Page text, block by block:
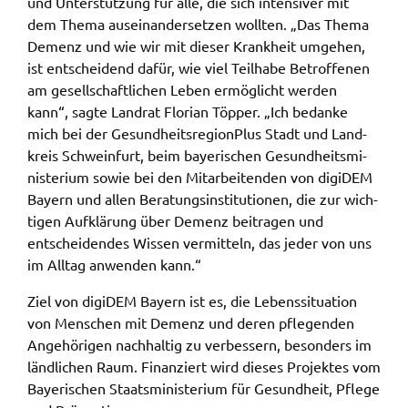
dem Thema ausein­an­der­set­zen woll­ten. „Das Thema
Demenz und wie wir mit dieser Krank­heit umge­hen,
ist entschei­dend dafür, wie viel Teil­ha­be Betrof­fe­nen
am gesell­schaft­li­chen Leben ermög­licht werden
kann“, sagte Land­rat Flori­an Töpper. „Ich bedan­ke
mich bei der Gesund­heits­re­gion­Plus Stadt und Land­
kreis Schwein­furt, beim baye­ri­schen Gesund­heits­mi­
nis­te­ri­um sowie bei den Mitar­bei­ten­den von digi­DEM
Bayern und allen Bera­tungs­in­sti­tu­tio­nen, die zur wich­
ti­gen Aufklä­rung über Demenz beitra­gen und
entschei­den­des Wissen vermit­teln, das jeder von uns
im Alltag anwen­den kann.“
Ziel von digi­DEM Bayern ist es, die Lebens­si­tua­ti­on
von Menschen mit Demenz und deren pfle­gen­den
Ange­hö­ri­gen nach­hal­tig zu verbes­sern, beson­ders im
länd­li­chen Raum. Finan­ziert wird dieses Projek­tes vom
Baye­ri­schen Staats­mi­nis­te­ri­um für Gesund­heit, Pfle­ge
ermöglichen.
Weitere Informationen finden Sie in
unserenDatenschutzhinweisen
YouTube
Anbieter:
YouTube
Zweck:
Einwilligung erweiterter Datenschutzmodus
Youtube Videos
Google Maps
Name:
consent-google-maps
Anbieter: